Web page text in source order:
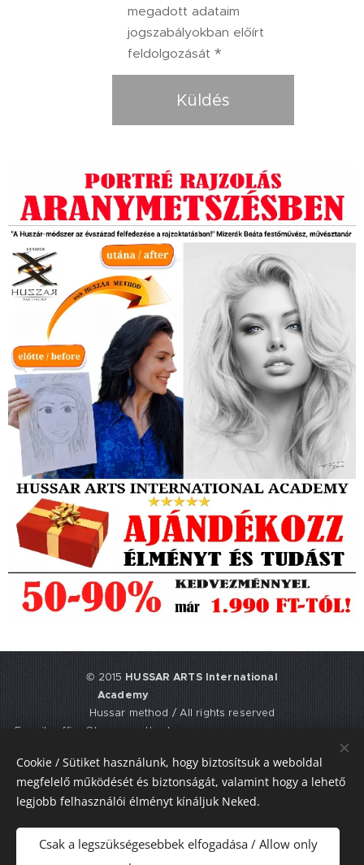
megadott adataim
jogszabályokban előírt
feldolgozását
Küldés
© 2015 HUSSAR ARTS International
Academy
Hussar method / All rights reserved
E-mail: office@hussarmethod.com
Flat 3, 9. Fisher Place, EH17 8UY,
Edinburgh, UNITED KINGDOM
Nyelvek
Cookie / Sütiket használunk, hogy biztosítsuk a weboldal
megfelelő működését és biztonságát, valamint hogy a lehető
legjobb felhasználói élményt kínáljuk Neked.
Csak a legszükségesebbek elfogadása / Allow only